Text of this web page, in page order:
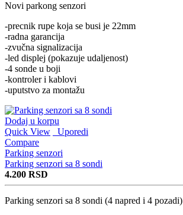
Novi parkong senzori
-precnik rupe koja se busi je 22mm
-radna garancija
-zvučna signalizacija
-led displej (pokazuje udaljenost)
-4 sonde u boji
-kontroler i kablovi
-uputstvo za montažu
Dodaj u korpu
Quick View
Uporedi
Compare
Parking senzori
Parking senzori sa 8 sondi
4.200 RSD
Parking senzori sa 8 sondi (4 napred i 4 pozadi)